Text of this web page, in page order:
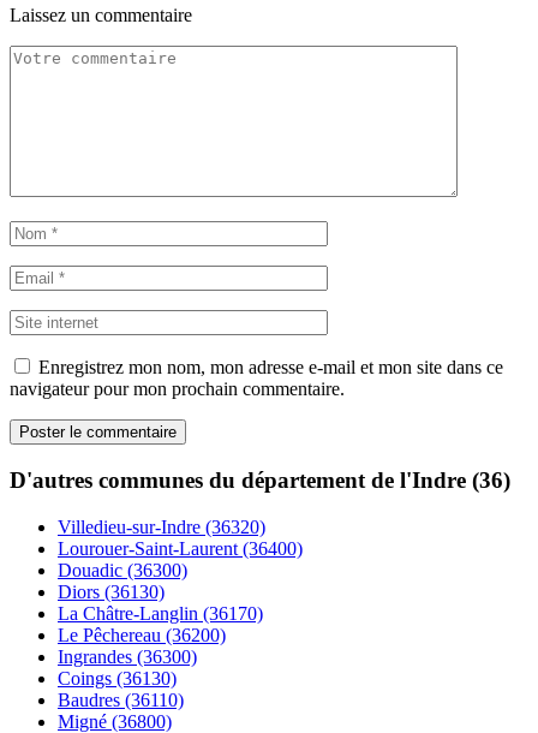
Laissez un commentaire
Enregistrez mon nom, mon adresse e-mail et mon site dans ce
navigateur pour mon prochain commentaire.
D'autres communes du département de l'Indre (36)
Villedieu-sur-Indre (36320)
Lourouer-Saint-Laurent (36400)
Douadic (36300)
Diors (36130)
La Châtre-Langlin (36170)
Le Pêchereau (36200)
Ingrandes (36300)
Coings (36130)
Baudres (36110)
Migné (36800)